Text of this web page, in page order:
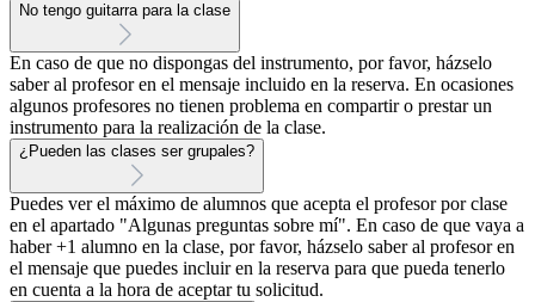
No tengo guitarra para la clase
En caso de que no dispongas del instrumento, por favor, házselo
saber al profesor en el mensaje incluido en la reserva. En ocasiones
algunos profesores no tienen problema en compartir o prestar un
instrumento para la realización de la clase.
¿Pueden las clases ser grupales?
Puedes ver el máximo de alumnos que acepta el profesor por clase
en el apartado "Algunas preguntas sobre mí". En caso de que vaya a
haber +1 alumno en la clase, por favor, házselo saber al profesor en
el mensaje que puedes incluir en la reserva para que pueda tenerlo
en cuenta a la hora de aceptar tu solicitud.